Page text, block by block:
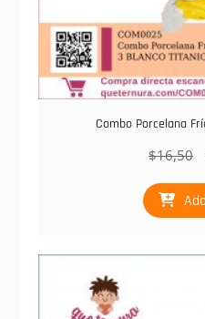
Combo Porcelana
$16,50